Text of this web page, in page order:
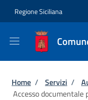
Regione Siciliana
Briciole di
Home / Servizi /
Accesso